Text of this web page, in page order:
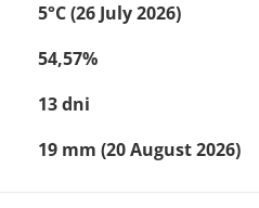
5°C (26 July 2026)
54,57%
13 dni
19 mm (20 August 2026)